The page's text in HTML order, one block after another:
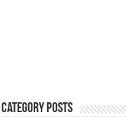
Category Posts